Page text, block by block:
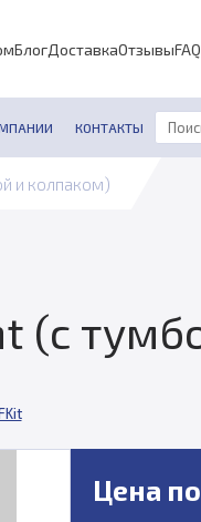
БлогДоставкаОтзывыFAQ
КОНТАКТЫ
и колпаком)
(с
Цена